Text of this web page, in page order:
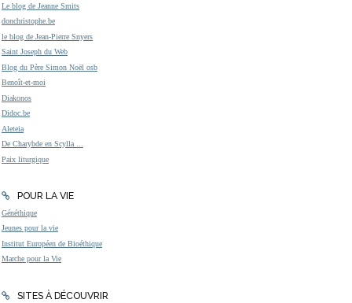
Le blog de Jeanne Smits
donchristophe.be
le blog de Jean-Pierre Snyers
Saint Joseph du Web
Blog du Père Simon Noël osb
Benoît-et-moi
Diakonos
Didoc.be
Aleteia
De Charybde en Scylla ...
Paix liturgique
POUR LA VIE
Généthique
Jeunes pour la vie
Institut Européen de Bioéthique
Marche pour la Vie
SITES À DÉCOUVRIR